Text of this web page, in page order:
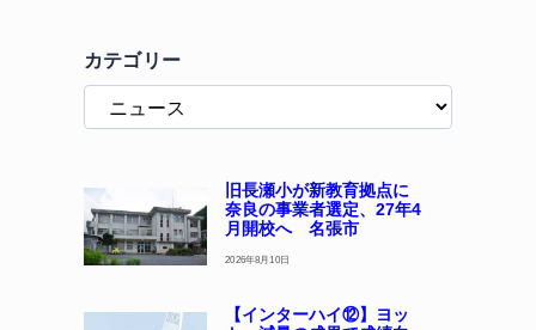
カテゴリー
旧長瀬小が新教育拠点に
奈良の事業者選定、27年4
月開校へ 名張市
2026年8月10日
【インターハイ⑫】ヨッ